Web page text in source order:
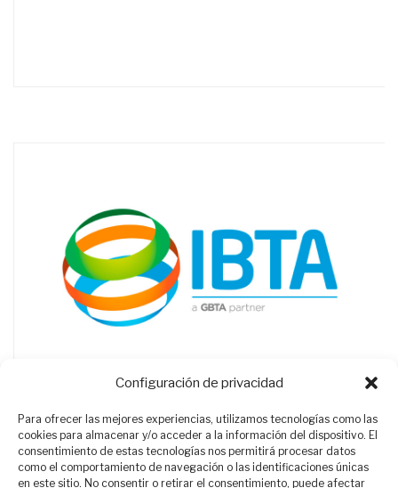
Configuración de privacidad
Para ofrecer las mejores experiencias, utilizamos tecnologías como las
cookies para almacenar y/o acceder a la información del dispositivo. El
consentimiento de estas tecnologías nos permitirá procesar datos
como el comportamiento de navegación o las identificaciones únicas
en este sitio. No consentir o retirar el consentimiento, puede afectar